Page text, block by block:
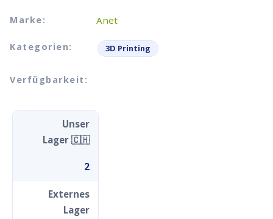
Marke: Anet
Kategorien: 3D Printing
Verfügbarkeit:
Unser
Lager 🇨🇭
2
Externes
Lager